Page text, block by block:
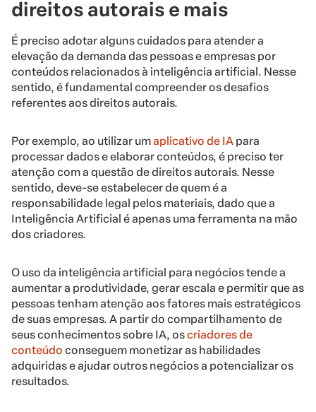
direitos autorais e mais
É preciso adotar alguns cuidados para atender a
elevação da demanda das pessoas e empresas por
conteúdos relacionados à inteligência artificial. Nesse
sentido, é fundamental compreender os desafios
referentes aos direitos autorais.
Por exemplo, ao utilizar umaplicativo de IA para
processar dados e elaborar conteúdos, é preciso ter
atenção com a questão de direitos autorais. Nesse
sentido, deve-se estabelecer de quem é a
responsabilidade legal pelos materiais, dado que a
Inteligência Artificial é apenas uma ferramenta na mão
dos criadores.
O uso da inteligência artificial para negócios tende a
aumentar a produtividade, gerar escala e permitir que as
pessoas tenham atenção aos fatores mais estratégicos
de suas empresas. A partir do compartilhamento de
seus conhecimentos sobre IA, oscriadores de
conteúdo conseguem monetizar as habilidades
adquiridas e ajudar outros negócios a potencializar os
resultados.